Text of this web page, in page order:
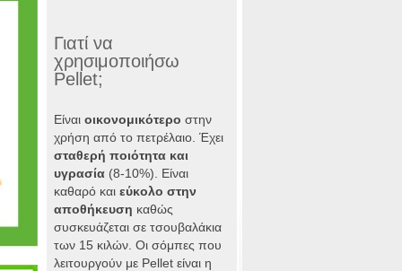
Γιατί να
χρησιμοποιήσω
Pellet;
Είναι οικονομικότερο στην
χρήση από το πετρέλαιο. Έχει
σταθερή ποιότητα και
υγρασία (8-10%). Είναι
καθαρό και εύκολο στην
αποθήκευση καθώς
συσκευάζεται σε τσουβαλάκια
των 15 κιλών. Οι σόμπες που
λειτουργούν με Pellet είναι η